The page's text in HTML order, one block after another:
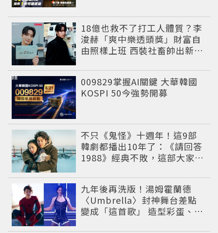
18億也救不了打工人體質？李
浚赫「爽中樂透頭獎」財富自
由照樣上班 西裝社畜帥出新高
009829掌握AI關鍵 大華韓國
KOSPI 50今強勢開募
PR
不只《鬼怪》十週年！這9部
韓劇都播出10年了：《請回答
1988》經典不敗，這部大家狂
九年後再洗版！湯姆霍蘭德
〈Umbrella〉封神舞台差點
變成「這首歌」 造型彩蛋、暖